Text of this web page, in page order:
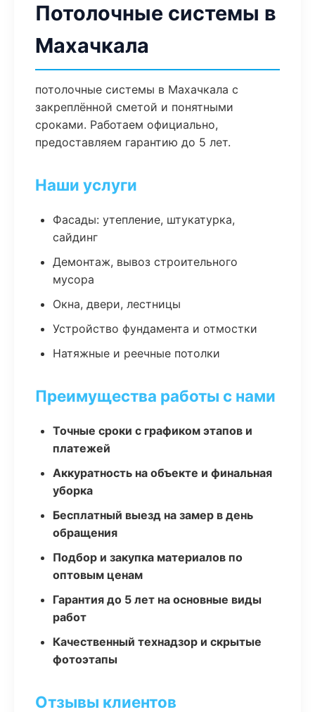
Потолочные системы в
Махачкала
потолочные системы в Махачкала с
закреплённой сметой и понятными
сроками. Работаем официально,
предоставляем гарантию до 5 лет.
Наши услуги
Фасады: утепление, штукатурка,
сайдинг
Демонтаж, вывоз строительного
мусора
Окна, двери, лестницы
Устройство фундамента и отмостки
Натяжные и реечные потолки
Преимущества работы с нами
Точные сроки с графиком этапов и
платежей
Аккуратность на объекте и финальная
уборка
Бесплатный выезд на замер в день
обращения
Подбор и закупка материалов по
оптовым ценам
Гарантия до 5 лет на основные виды
работ
Качественный технадзор и скрытые
фотоэтапы
Отзывы клиентов